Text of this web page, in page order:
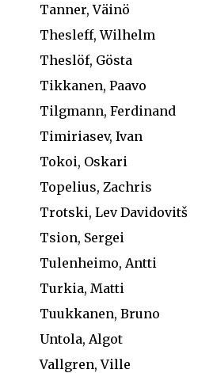
Tanner, Väinö
Thesleff, Wilhelm
Theslöf, Gösta
Tikkanen, Paavo
Tilgmann, Ferdinand
Timiriasev, Ivan
Tokoi, Oskari
Topelius, Zachris
Trotski, Lev Davidovitš
Tsion, Sergei
Tulenheimo, Antti
Turkia, Matti
Tuukkanen, Bruno
Untola, Algot
Vallgren, Ville